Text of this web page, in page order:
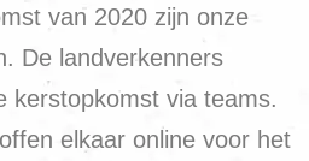
van 2020 zijn onze
De landverkenners
kerstopkomst via teams.
elkaar online voor het